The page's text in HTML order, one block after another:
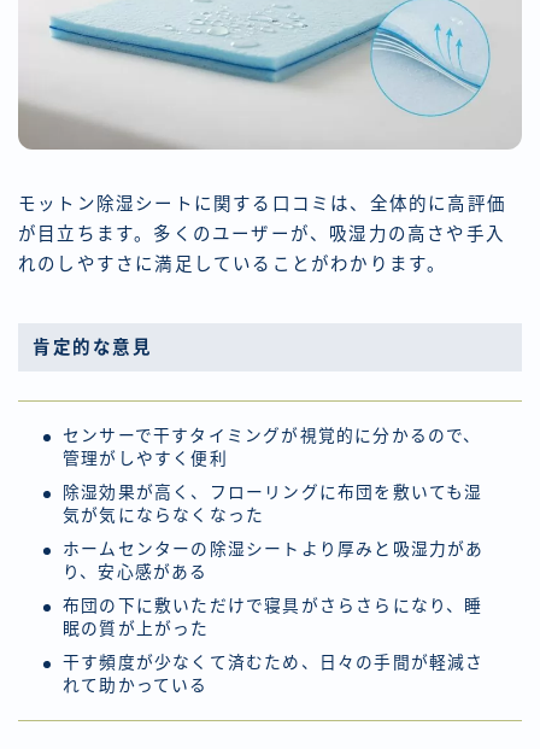
モットン除湿シートに関する口コミは、全体的に高評価
が目立ちます。多くのユーザーが、吸湿力の高さや手入
れのしやすさに満足していることがわかります。
肯定的な意見
センサーで干すタイミングが視覚的に分かるので、
管理がしやすく便利
除湿効果が高く、フローリングに布団を敷いても湿
気が気にならなくなった
ホームセンターの除湿シートより厚みと吸湿力があ
り、安心感がある
布団の下に敷いただけで寝具がさらさらになり、睡
眠の質が上がった
干す頻度が少なくて済むため、日々の手間が軽減さ
れて助かっている